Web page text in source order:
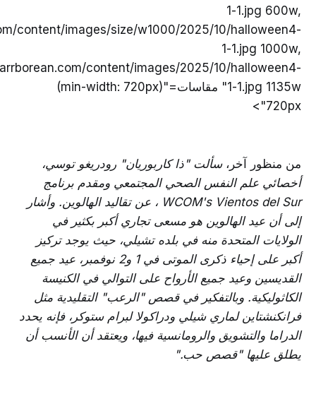
1-1.jpg 600w,
content/images/size/w1000/2025/10/halloween4-
1-1.jpg 1000w,
content/images/2025/10/halloween4-
1-1.jpg 1135w" مقاسات="(min-width: 720px)
720px">
من منظور آخر،سألت "ذا كاربوريان" رودريغو توسي،
أخصائي علم النفس الصحي المجتمعي ومقدم برنامج
WCOM's Vientos del Sur ، عن تقاليد الهالوين. وأشار
إلى أن عيد الهالوين هو مسعى تجاري أكبر بكثير في
الولايات المتحدة منه في بلده تشيلي، حيث يوجد تركيز
أكبر على إحياء ذكرى الموتى في 1 و2 نوفمبر، عيد جميع
القديسين وعيد جميع الأرواح على التوالي في الكنيسة
الكاثوليكية. وبالتفكير في قصص "الرعب" التقليدية مثل
فرانكنشتاين لماري شيلي ودراكولا لبرام ستوكر، فإنه يحدد
الدراما والتشويق والرومانسية فيها، ويعتقد أن الأنسب أن
يطلق عليها "قصص حب."